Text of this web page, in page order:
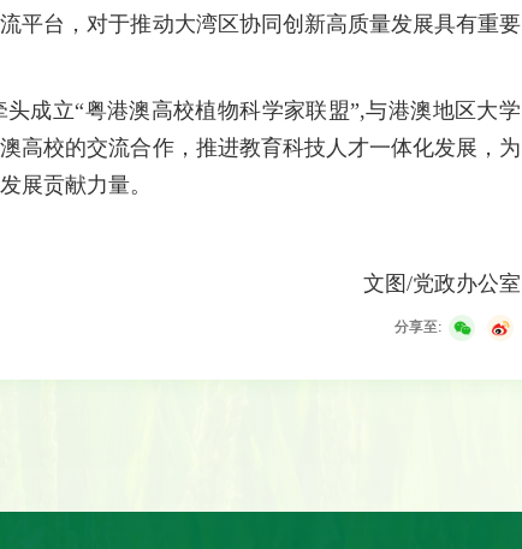
平台，对于推动大湾区协同创新高质量发展具有重要
成立“粤港澳高校植物科学家联盟”,与港澳地区大学
高校的交流合作，推进教育科技人才一体化发展，为
展贡献力量。
文图/党政办公室
分享至: